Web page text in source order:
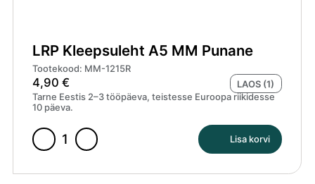
LRP Kleepsuleht A5 MM Punane
Tootekood: MM-1215R
4,90€
LAOS (1)
Tarne Eestis 2–3 tööpäeva, teistesse Euroopa riikidesse
10 päeva.
LRP
Lisa korvi